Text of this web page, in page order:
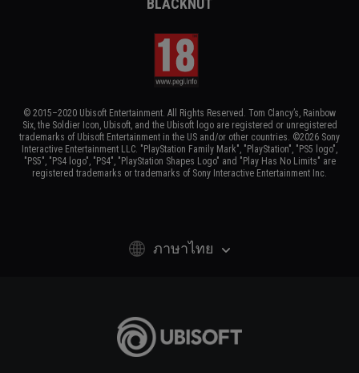
BLACKNUT
© 2015–2020 Ubisoft Entertainment. All Rights Reserved. Tom Clancy’s, Rainbow
Six, the Soldier Icon, Ubisoft, and the Ubisoft logo are registered or unregistered
trademarks of Ubisoft Entertainment in the US and/or other countries. ©2026 Sony
Interactive Entertainment LLC. "PlayStation Family Mark", "PlayStation", "PS5 logo",
"PS5", "PS4 logo", "PS4", "PlayStation Shapes Logo" and "Play Has No Limits" are
registered trademarks or trademarks of Sony Interactive Entertainment Inc.
ภาษาไทย